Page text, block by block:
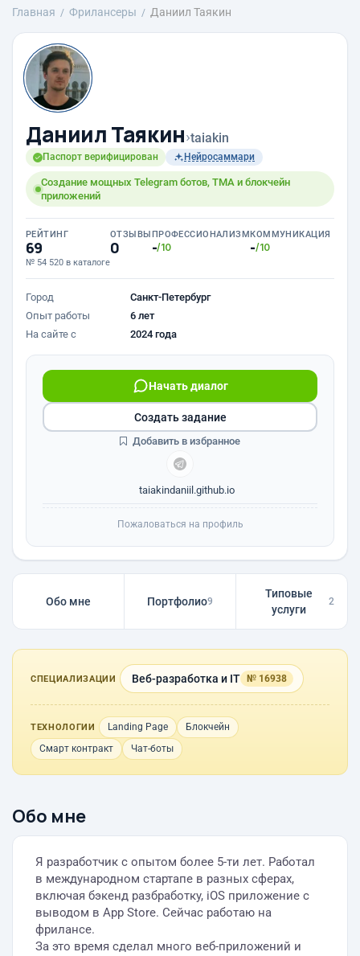
Главная Фрилансеры Даниил Таякин
Даниил Таякин›taiakin
Паспорт верифицирован Нейросаммари
Создание мощных Telegram ботов, TMA и блокчейн
приложений
РЕЙТИНГ
69
№ 54 520 в каталоге
ОТЗЫВЫ
0
ПРОФЕССИОНАЛИЗМ
-/10
КОММУНИКАЦИЯ
-/10
Город
Санкт-Петербург
Опыт работы
6 лет
На сайте с
2024 года
Начать диалог
taiakindaniil.github.io
Создать задание
Добавить в избранное
Пожаловаться на профиль
Обо мне Портфолио9
Типовые
услуги
2
СПЕЦИАЛИЗАЦИИ Веб-разработка и IT № 16938
ТЕХНОЛОГИИ Landing Page
Блокчейн
Смарт контракт
Чат-боты
Обо мне
Я разработчик с опытом более 5-ти лет. Работал
в международном стартапе в разных сферах,
включая бэкенд разбработку, iOS приложение с
выводом в App Store. Сейчас работаю на
фрилансе.
За это время сделал много веб-приложений и